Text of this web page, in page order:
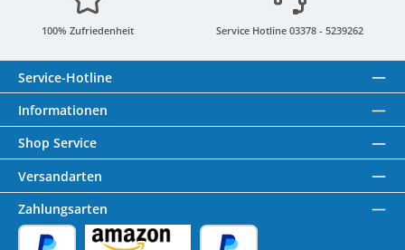
100% Zufriedenheit Service Hotline 03378 - 5239262
Service-Hotline
Informationen
Shop Service
Versandarten
Zahlungsarten